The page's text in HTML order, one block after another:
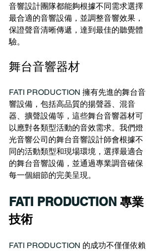
音響設計團隊都能夠根據不同需求選擇
最合適的音響設備，並調整音響效果，
保證聲音清晰傳遞，達到最佳的聽覺體
驗。
舞台音響器材
FATI PRODUCTION 擁有先進的舞台音
響設備，包括高品質的揚聲器、混音
器、擴聲設備等，這些舞台音響器材可
以應對各類型活動的音效需求。我們燈
光音響公司的舞台音響設計師會根據不
同的活動類型和現場環境，選擇最適合
的舞台音響設備，並通過專業調音確保
每一個細節的完美呈現。
FATI PRODUCTION 專業
技術
FATI PRODUCTION 的成功不僅僅依賴